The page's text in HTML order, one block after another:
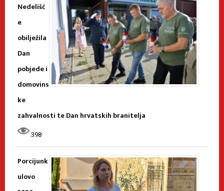
Nedelišć
e
obilježila
Dan
pobjede i
domovins
ke
zahvalnosti te Dan hrvatskih branitelja
398
Porcijunk
ulovo